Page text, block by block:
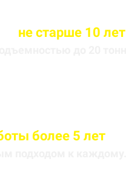
не старше 10 лет
более 5 лет